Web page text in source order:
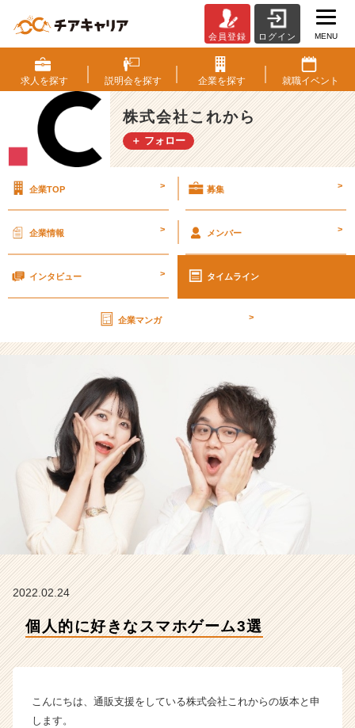
人
的
に
好
き
な
ゲ
3
会
社
か
ら
の
タ
イ
ム
ベ
ー・
成
か
会員登録 ログイン MENU
求人を探す 説明会を探す 企業を探す 就職イベント
株式会社これから
＋ フォロー
企業TOP > 募集 >
企業情報 > メンバー >
インタビュー > タイムライン
企業マンガ >
2022.02.24
個人的に好きなスマホゲーム3選
こんにちは、通販支援をしている株式会社これからの坂本と申
します。